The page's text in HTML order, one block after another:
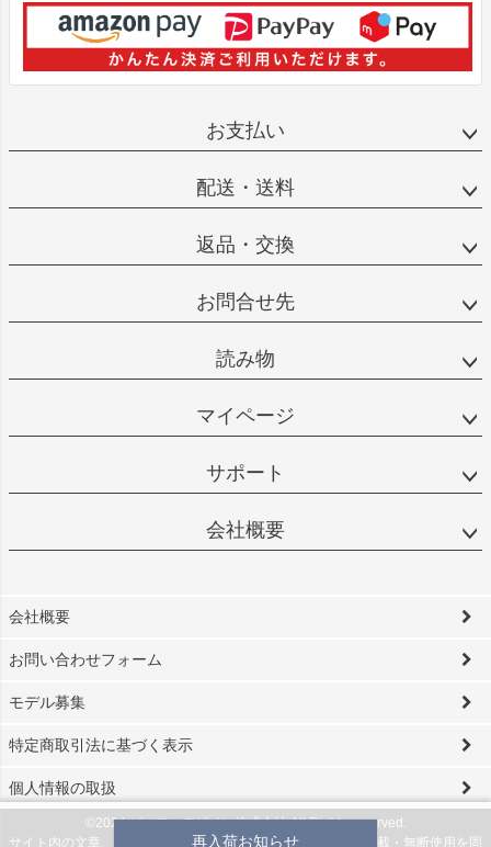
再入荷お知らせ
お支払い
配送・送料
返品・交換
お問合せ先
読み物
マイページ
サポート
会社概要
会社概要
お問い合わせフォーム
モデル募集
特定商取引法に基づく表示
個人情報の取扱
©2024 ビソワ・デザイン株式会社 All Rights reserved.
サイト内の文章、画像などの著作物は当社に属します。無断転載・無断使用を固